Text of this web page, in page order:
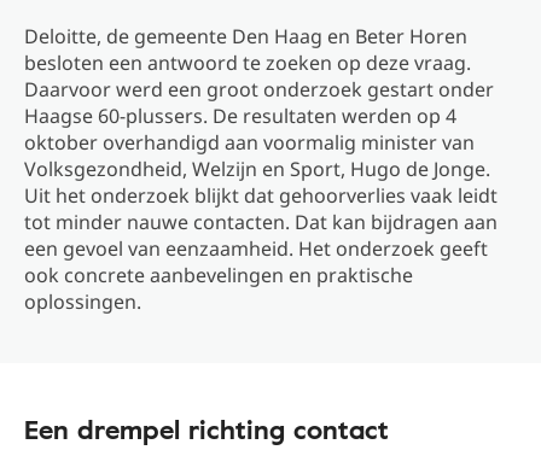
Deloitte, de gemeente Den Haag en Beter Horen
besloten een antwoord te zoeken op deze vraag.
Daarvoor werd een groot onderzoek gestart onder
Haagse 60-plussers. De resultaten werden op 4
oktober overhandigd aan voormalig minister van
Volksgezondheid, Welzijn en Sport, Hugo de Jonge.
Uit het onderzoek blijkt dat gehoorverlies vaak leidt
tot minder nauwe contacten. Dat kan bijdragen aan
een gevoel van eenzaamheid. Het onderzoek geeft
ook concrete aanbevelingen en praktische
oplossingen.
Een drempel richting contact